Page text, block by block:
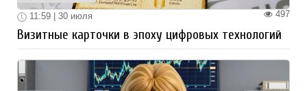
497
11:59 | 30 июля
Визитные карточки в эпоху цифровых технологий